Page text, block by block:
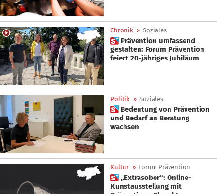
Chronik » Soziales
 Prävention umfassend
gestalten: Forum Prävention
feiert 20-jähriges Jubiläum
Politik » Soziales
 Bedeutung von Prävention
und Bedarf an Beratung
wachsen
Kultur » Forum Prävention
 „Extrasober“: Online-
Kunstausstellung mit